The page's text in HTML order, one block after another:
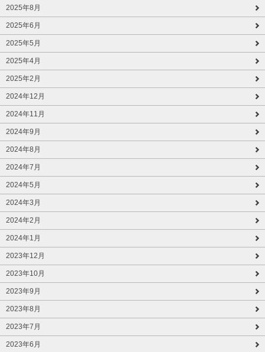
2025年8月
2025年6月
2025年5月
2025年4月
2025年2月
2024年12月
2024年11月
2024年9月
2024年8月
2024年7月
2024年5月
2024年3月
2024年2月
2024年1月
2023年12月
2023年10月
2023年9月
2023年8月
2023年7月
2023年6月